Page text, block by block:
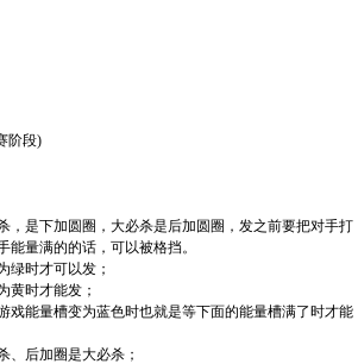
阶段)
，是下加圆圈，大必杀是后加圆圈，发之前要把对手打
量满的的话，可以被格挡。
绿时才可以发；
黄时才能发；
戏能量槽变为蓝色时也就是等下面的能量槽满了时才能
、后加圈是大必杀；